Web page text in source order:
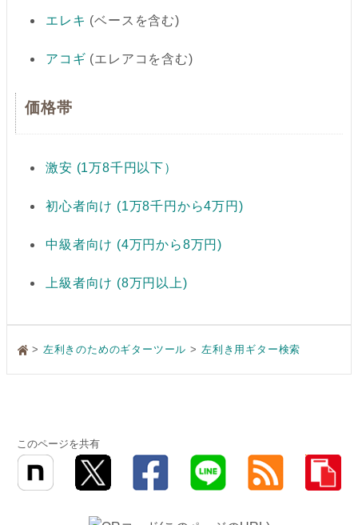
エレキ (ベースを含む)
アコギ (エレアコを含む)
価格帯
激安 (1万8千円以下）
初心者向け (1万8千円から4万円)
中級者向け (4万円から8万円)
上級者向け (8万円以上)
> 左利きのためのギターツール 左利き用ギター検索
このページを共有